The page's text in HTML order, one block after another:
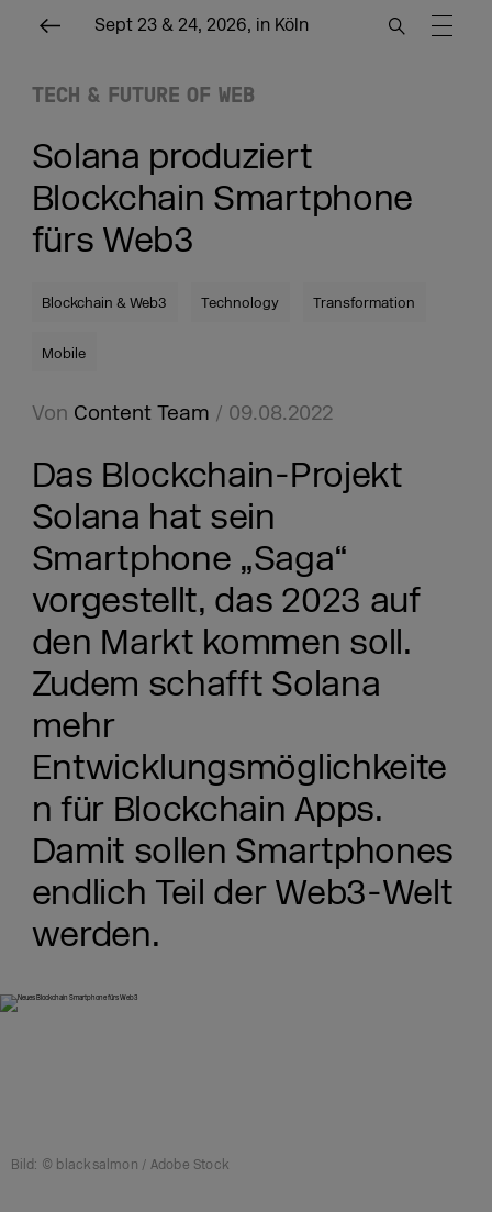
Sept 23 & 24, 2026, in Köln
TECH & FUTURE OF WEB
Solana produziert
Blockchain Smartphone
fürs Web3
Blockchain & Web3 Technology Transformation
Mobile
Von Content Team / 09.08.2022
Das Blockchain-Projekt
Solana hat sein
Smartphone „Saga“
vorgestellt, das 2023 auf
den Markt kommen soll.
Zudem schafft Solana
mehr
Entwicklungsmöglichkeite
n für Blockchain Apps.
Damit sollen Smartphones
endlich Teil der Web3-Welt
werden.
Bild: © blacksalmon / Adobe Stock